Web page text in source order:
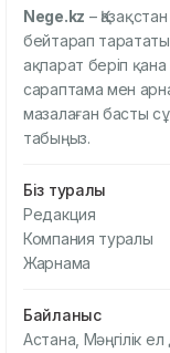
Nege.kz –
бейтарап
ақпарат беріп
сараптама мен
мазалаған басты
табыңыз.
Біз туралы
Редакция
Компания туралы
Жарнама
Байланыс
Астана, Мәңгілік